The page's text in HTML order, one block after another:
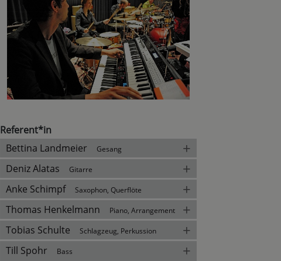
Referent*in
Bettina Landmeier
Gesang +
Deniz Alatas Gitarre +
Anke Schimpf Saxophon, Querflöte +
Thomas Henkelmann Piano, Arrangement +
Tobias Schulte Schlagzeug, Perkussion +
Till Spohr Bass +